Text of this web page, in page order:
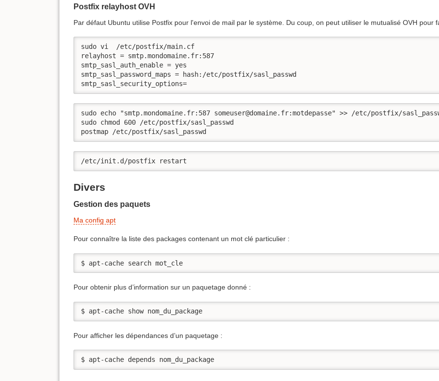
Postfix relayhost OVH
Par défaut Ubuntu utilise Postfix pour l'envoi de mail par le système. Du coup, on peut utiliser le mutualisé OVH pour
sudo vi  /etc/postfix/main.cf
relayhost = smtp.mondomaine.fr:587
smtp_sasl_auth_enable = yes
smtp_sasl_password_maps = hash:/etc/postfix/sasl_passwd
smtp_sasl_security_options=
sudo echo "smtp.mondomaine.fr:587 someuser@domaine.fr:motdepasse" >> /etc/postfix/
sudo chmod 600 /etc/postfix/sasl_passwd
postmap /etc/postfix/sasl_passwd
/etc/init.d/postfix restart
Divers
Gestion des paquets
Ma config apt
Pour connaître la liste des packages contenant un mot clé particulier :
$ apt-cache search mot_cle
Pour obtenir plus d’information sur un paquetage donné :
$ apt-cache show nom_du_package
Pour afficher les dépendances d’un paquetage :
$ apt-cache depends nom_du_package